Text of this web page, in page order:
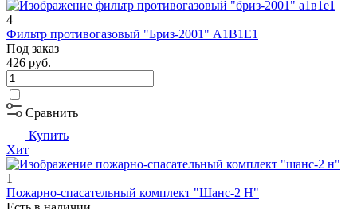
4
Фильтр противогазовый "Бриз-2001" А1В1Е1
Под заказ
426 руб.
Сравнить
Купить
Хит
1
Пожарно-спасательный комплект "Шанс-2 Н"